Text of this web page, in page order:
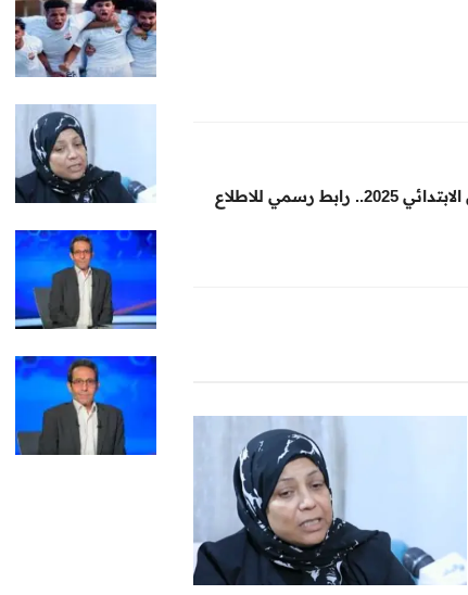
نتائج الصف السادس الابتدائي 2025.. رابط رسمي للاطلاع